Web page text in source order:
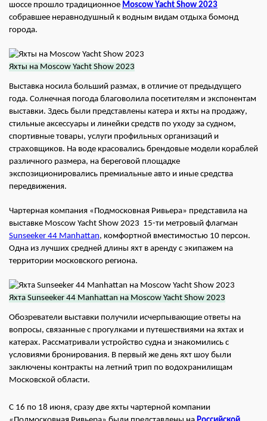
шоссе прошло традиционное Moscow Yacht Show 2023
собравшее неравнодушный к водным видам отдыха бомонд
города.
Яхты на Moscow Yacht Show 2023
Выставка носила больший размах, в отличие от предыдущего
года. Солнечная погода благоволила посетителям и экспонентам
выставки. Здесь были представлены катера и яхты на продажу,
стильные аксессуары и линейки средств по уходу за судном,
спортивные товары, услуги профильных организаций и
страховщиков. На воде красовались брендовые модели кораблей
различного размера, на береговой площадке
экспозиционировались премиальные авто и иные средства
передвижения.
Чартерная компания «Подмосковная Ривьера» представила на
выставке Moscow Yacht Show 2023 15-ти метровый флагман
Sunseeker 44 Manhattan, комфортной вместимостью 10 персон.
Одна из лучших средней длины яхт в аренду с экипажем на
территории московского региона.
Яхта Sunseeker 44 Manhattan на Moscow Yacht Show 2023
Обозреватели выставки получили исчерпывающие ответы на
вопросы, связанные с прогулками и путешествиями на яхтах и
катерах. Рассматривали устройство судна и знакомились с
условиями бронирования. В первый же день яхт шоу были
заключены контракты на летний трип по водохранилищам
Московской области.
С 16 по 18 июня, сразу две яхты чартерной компании